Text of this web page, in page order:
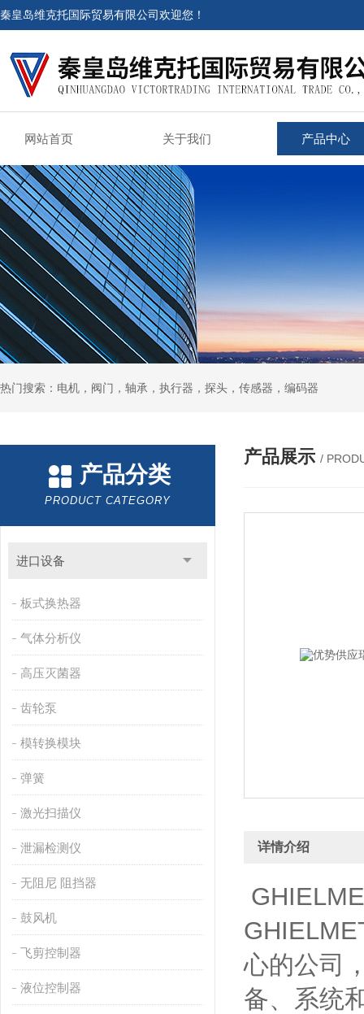
秦皇岛维克托国际贸易有限公司欢迎您！
网站首页 关于我们 产品中心
热门搜索：电机，阀门，轴承，执行器，探头，传感器，编码器
产品分类
PRODUCT CATEGORY
进口设备
板式换热器
气体分析仪
高压灭菌器
齿轮泵
模转换模块
弹簧
激光扫描仪
泄漏检测仪
无阻尼 阻挡器
鼓风机
飞剪控制器
液位控制器
产品展示 /
详情介绍
心的公司
备、系统